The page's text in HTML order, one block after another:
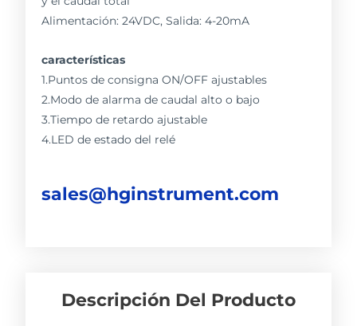
Alimentación: 24VDC, Salida: 4-20mA
características
1.Puntos de consigna ON/OFF ajustables
2.Modo de alarma de caudal alto o bajo
3.Tiempo de retardo ajustable
4.LED de estado del relé
sales@hginstrument.com
Descripción Del Producto